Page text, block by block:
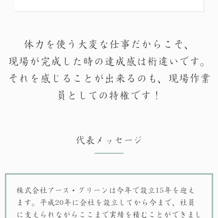
体力を使う大変な仕事だからこそ、
現場が完成した時の達成感は桁違いです。
それを感じることが出来るのも、現場作業
員としての特権です！
代表メッセージ
株式会社アース・グリーンは今年で設立15年を迎え
ます。平成20年に会社を設立してから今まで、社員
に支えられながらここまで実績を積むことができまし